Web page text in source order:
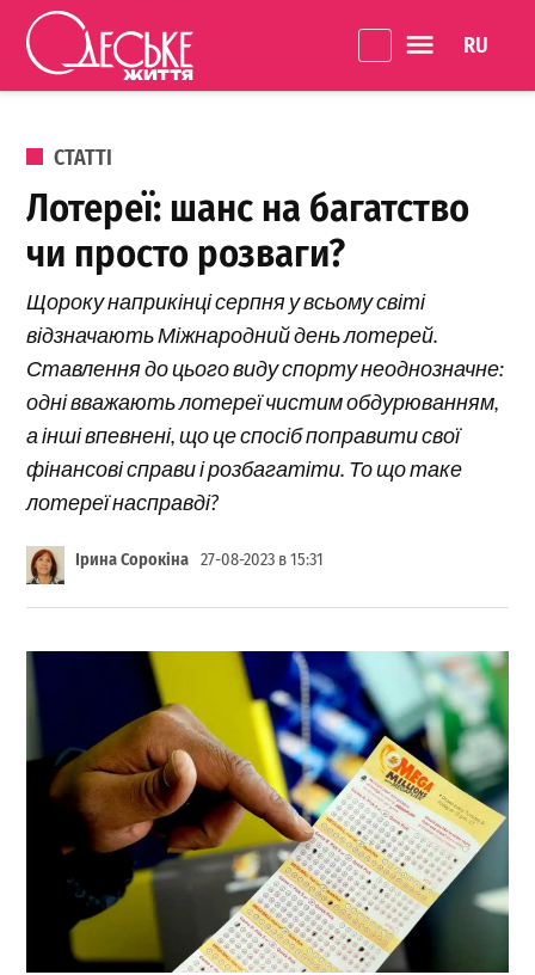
Перейти до вмісту
Життя
ОПУБЛІКОВАНО В
СТАТТІ
Лотереї: шанс на багатство
чи просто розваги?
Щороку наприкінці серпня у всьому світі
відзначають Міжнародний день лотерей.
Ставлення до цього виду спорту неоднозначне:
одні вважають лотереї чистим обдурюванням,
а інші впевнені, що це спосіб поправити свої
фінансові справи і розбагатіти. То що таке
лотереї насправді?
Ірина Сорокіна 27-08-2023 в 15:31